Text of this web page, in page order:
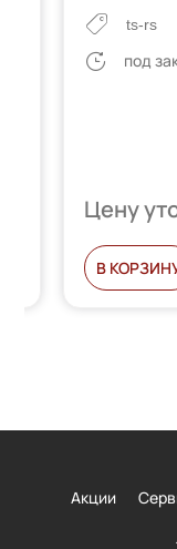
ts-rs
под
Цену
В
Акции